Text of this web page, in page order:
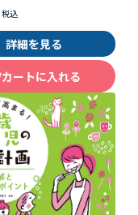
詳細を見る
カートに入れる